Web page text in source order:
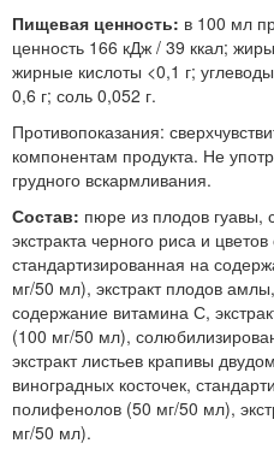
Пищевая ценность: в 100 мл
ценность 166 кДж / 39 ккал;
жирные кислоты <0,1 г;
0,6 г; соль 0,052 г.
Противопоказания:
компонентам продукта. Не
грудного вскармливания.
Состав: пюре из плодов
экстракта черного риса и
стандартизированная на
мг/50 мл), экстракт плодов
содержание витамина С,
(100 мг/50 мл),
экстракт листьев крапивы
виноградных косточек,
полифенолов (50 мг/50 мл),
мг/50 мл).